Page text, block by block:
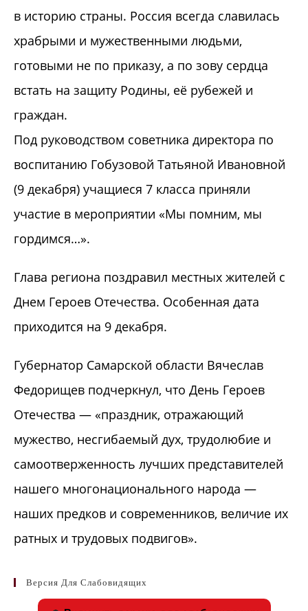
в историю страны. Россия всегда славилась
храбрыми и мужественными людьми,
готовыми не по приказу, а по зову сердца
встать на защиту Родины, её рубежей и
граждан.
Под руководством советника директора по
воспитанию Гобузовой Татьяной Ивановной
(9 декабря) учащиеся 7 класса приняли
участие в мероприятии «Мы помним, мы
гордимся…».
Глава региона поздравил местных жителей с
Днем Героев Отечества. Особенная дата
приходится на 9 декабря.
Губернатор Самарской области Вячеслав
Федорищев подчеркнул, что День Героев
Отечества — «праздник, отражающий
мужество, несгибаемый дух, трудолюбие и
самоотверженность лучших представителей
нашего многонационального народа —
наших предков и современников, величие их
ратных и трудовых подвигов».
Версия Для Слабовидящих